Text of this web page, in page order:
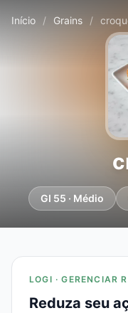
Início / Grains /
GI 55 · Médio
LOGI · GERENCIAR
Reduza seu